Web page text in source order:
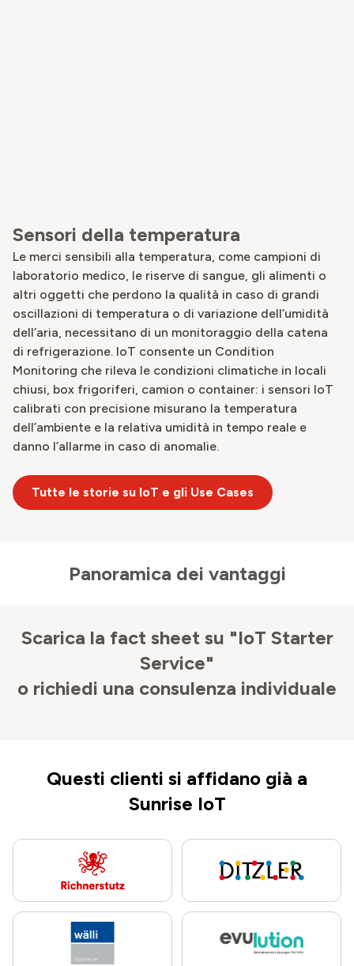
Sensori della temperatura
Le merci sensibili alla temperatura, come campioni di
laboratorio medico, le riserve di sangue, gli alimenti o
altri oggetti che perdono la qualità in caso di grandi
oscillazioni di temperatura o di variazione dell’umidità
dell’aria, necessitano di un monitoraggio della catena
di refrigerazione. IoT consente un Condition
Monitoring che rileva le condizioni climatiche in locali
chiusi, box frigoriferi, camion o container: i sensori IoT
calibrati con precisione misurano la temperatura
dell’ambiente e la relativa umidità in tempo reale e
danno l’allarme in caso di anomalie.
Tutte le storie su IoT e gli Use Cases
Panoramica dei vantaggi
Scarica la fact sheet su "IoT Starter
Service"
o richiedi una consulenza individuale
Questi clienti si affidano già a
Sunrise IoT